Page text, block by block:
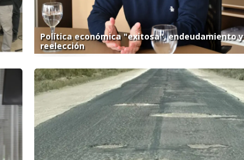
Política económica "exitosa", endeudamiento y
reelección